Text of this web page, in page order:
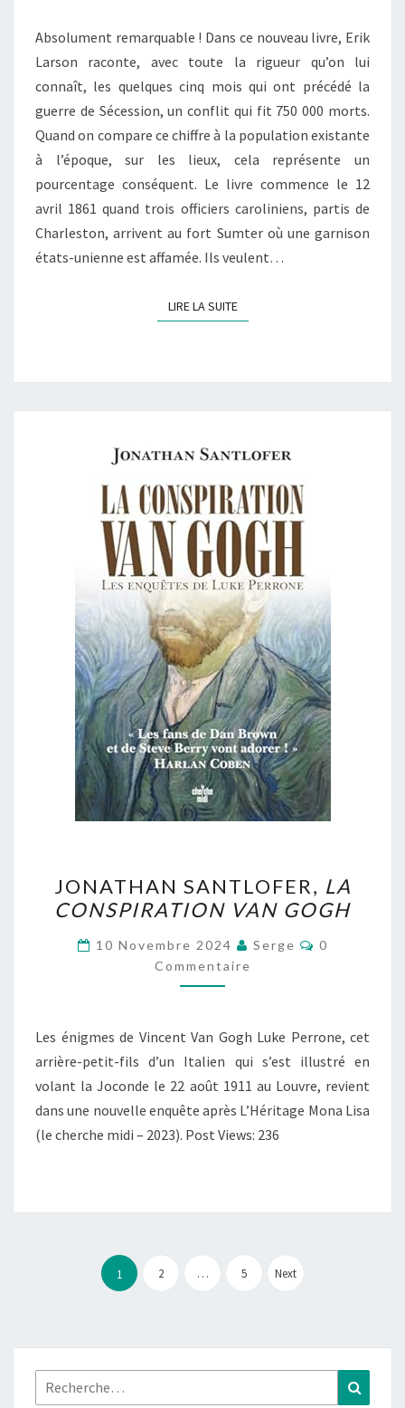
Absolument remarquable ! Dans ce nouveau livre, Erik
Larson raconte, avec toute la rigueur qu’on lui
connaît, les quelques cinq mois qui ont précédé la
guerre de Sécession, un conflit qui fit 750 000 morts.
Quand on compare ce chiffre à la population existante
à l’époque, sur les lieux, cela représente un
pourcentage conséquent. Le livre commence le 12
avril 1861 quand trois officiers caroliniens, partis de
Charleston, arrivent au fort Sumter où une garnison
états-unienne est affamée. Ils veulent…
LIRE LA SUITELIRE LA SUITE
SANTLOFER,
LA
CONSPIRATION
VAN
GOGH
JONATHAN SANTLOFER, LA
CONSPIRATION VAN GOGH
10 Novembre 2024 Serge
0
Commentaire
Les énigmes de Vincent Van Gogh Luke Perrone, cet
arrière-petit-fils d’un Italien qui s’est illustré en
volant la Joconde le 22 août 1911 au Louvre, revient
dans une nouvelle enquête après L’Héritage Mona Lisa
(le cherche midi – 2023). Post Views: 236
des
1 2 … 5 Next
Rechercher :